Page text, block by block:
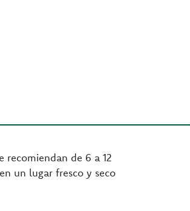
recomiendan de 6 a 12
un lugar fresco y seco